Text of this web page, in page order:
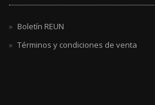
Boletín REUN
Términos y condiciones de venta